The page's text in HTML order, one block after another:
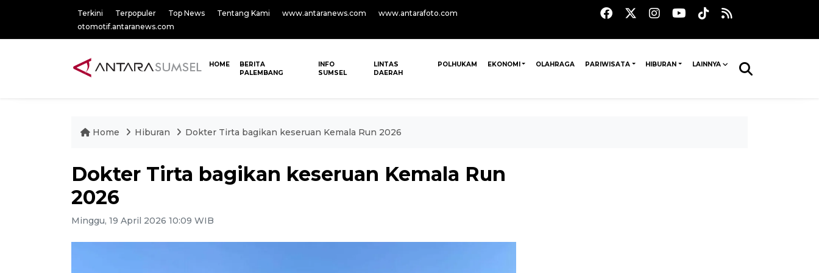
Terkini Terpopuler Top News Tentang Kami www.antaranews.com
www.antarafoto.com
otomotif.antaranews.com
HOME
BERITA
PALEMBANG
INFO
SUMSEL
LINTAS
DAERAH
POLHUKAM EKONOMI OLAHRAGA PARIWISATA HIBURAN LAINNYA
Home Hiburan Dokter Tirta bagikan keseruan Kemala Run 2026
Dokter Tirta bagikan keseruan Kemala Run
2026
Minggu, 19 April 2026 10:09 WIB